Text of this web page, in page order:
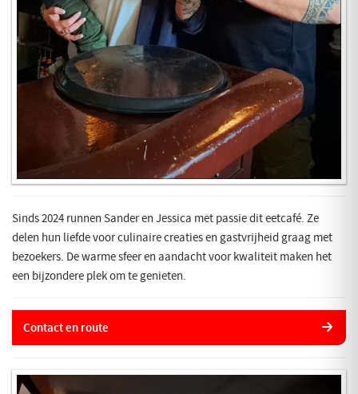
Sinds 2024 runnen Sander en Jessica met passie dit eetcafé. Ze
delen hun liefde voor culinaire creaties en gastvrijheid graag met
bezoekers. De warme sfeer en aandacht voor kwaliteit maken het
een bijzondere plek om te genieten.
Contact en route